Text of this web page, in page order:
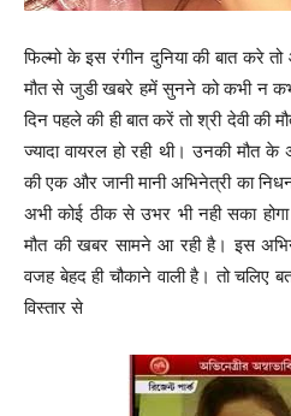
फिल्मो के इस रंगीन दुनिया की बात करे
मौत से जुडी खबरे हमें सुनने को कभी न
दिन पहले की ही बात करें तो श्री देवी की
ज्यादा वायरल हो रही थी। उनकी मौत
की एक और जानी मानी अभिनेत्री का
अभी कोई ठीक से उभर भी नही सका
मौत की खबर सामने आ रही है। इस
वजह बेहद ही चौकाने वाली है। तो चलिए
विस्तार से